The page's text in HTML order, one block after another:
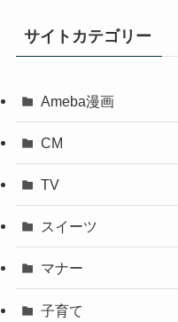
サイトカテゴリー
Ameba漫画
CM
TV
スイーツ
マナー
子育て